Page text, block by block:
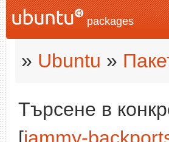
packages
» Ubuntu »
Търсене в